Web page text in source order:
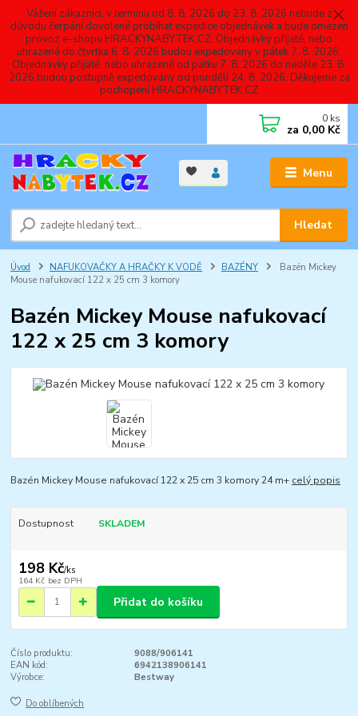
Vážení zákazníci, v termínu od 8. 8. 2026 do 23. 8. 2026 nebude z
důvodu čerpání dovolené probíhat expedice objednávek a bude omezen
provoz e-shopu HRACKYNABYTEK.CZ. Objednávky přijaté, nebo
uhrazené do čtvrtka 6. 8. 2026 budou expedovány v pátek 7. 8. 2026.
Objednávky přijaté, nebo uhrazené od pátku 7. 8. 2026 do neděle 23. 8.
2026 budou postupně expedovány od pondělí 24. 8. 2026. Děkujeme za
pochopení HRACKYNABYTEK.CZ
Menu
Hledat
0 ks
za 0,00 Kč
Úvod NAFUKOVAČKY A HRAČKY K VODĚ BAZÉNY
Bazén Mickey
Mouse nafukovací 122 x 25 cm 3 komory
Bazén Mickey Mouse nafukovací
122 x 25 cm 3 komory
Bazén Mickey Mouse nafukovací 122 x 25 cm 3 komory 24 m+ celý popis
Dostupnost SKLADEM
198 Kč/ks
164 Kč bez DPH
Přidat do košíku
Číslo produktu:
9088/906141
EAN kód:
6942138906141
Výrobce:
Bestway
Do oblíbených